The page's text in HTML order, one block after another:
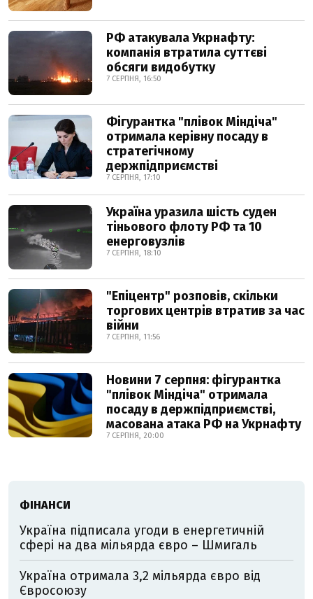
РФ атакувала Укрнафту:
компанія втратила суттєві
обсяги видобутку
7 СЕРПНЯ, 16:50
Фігурантка "плівок Міндіча"
отримала керівну посаду в
стратегічному
держпідприємстві
7 СЕРПНЯ, 17:10
Україна уразила шість суден
тіньового флоту РФ та 10
енерговузлів
7 СЕРПНЯ, 18:10
"Епіцентр" розповів, скільки
торгових центрів втратив за час
війни
7 СЕРПНЯ, 11:56
Новини 7 серпня: фігурантка
"плівок Міндіча" отримала
посаду в держпідприємстві,
масована атака РФ на Укрнафту
7 СЕРПНЯ, 20:00
ФІНАНСИ
Україна підписала угоди в енергетичній
сфері на два мільярда євро – Шмигаль
Україна отримала 3,2 мільярда євро від
Євросоюзу